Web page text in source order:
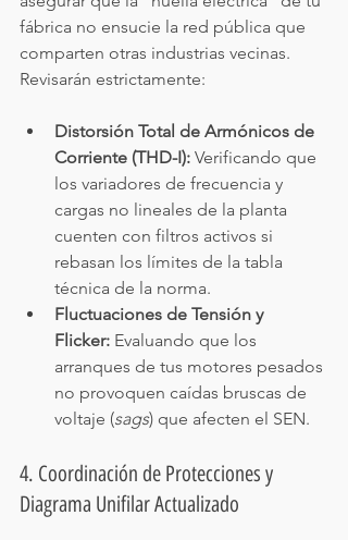
fábrica no ensucie la red pública que
comparten otras industrias vecinas.
Revisarán estrictamente:
Distorsión Total de Armónicos de
Corriente (THD-I): Verificando que
los variadores de frecuencia y
cargas no lineales de la planta
cuenten con filtros activos si
rebasan los límites de la tabla
técnica de la norma.
Fluctuaciones de Tensión y
Flicker: Evaluando que los
arranques de tus motores pesados
no provoquen caídas bruscas de
voltaje (sags) que afecten el SEN.
4. Coordinación de Protecciones y
Diagrama Unifilar Actualizado